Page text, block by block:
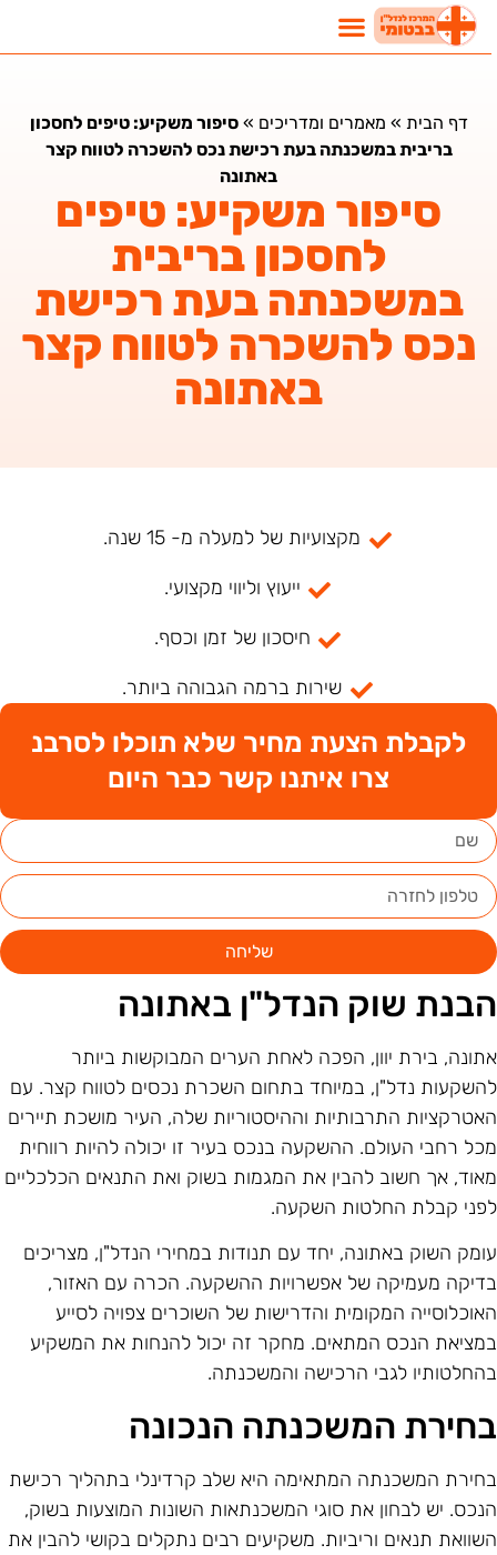
דף הבית»מאמרים ומדריכים»סיפור משקיע: טיפים לחסכון
בריבית במשכנתה בעת רכישת נכס להשכרה לטווח קצר
באתונה
סיפור משקיע: טיפים
לחסכון בריבית
במשכנתה בעת רכישת
נכס להשכרה לטווח קצר
באתונה
מקצועיות של למעלה מ- 15 שנה.
ייעוץ וליווי מקצועי.
חיסכון של זמן וכסף.
שירות ברמה הגבוהה ביותר.
לקבלת הצעת מחיר שלא תוכלו לסרבנ
צרו איתנו קשר כבר היום
שליחה
שוק הנדל"ן באתונה
בירת יוון, הפכה לאחת הערים המבוקשות ביותר
נדל"ן, במיוחד בתחום השכרת נכסים לטווח קצר. עם
התרבותיות וההיסטוריות שלה, העיר מושכת תיירים
רחבי העולם. ההשקעה בנכס בעיר זו יכולה להיות רווחית
אך חשוב להבין את המגמות בשוק ואת התנאים הכלכליים
קבלת החלטות השקעה.
השוק באתונה, יחד עם תנודות במחירי הנדל"ן, מצריכים
מעמיקה של אפשרויות ההשקעה. הכרה עם האזור,
המקומית והדרישות של השוכרים צפויה לסייע
הנכס המתאים. מחקר זה יכול להנחות את המשקיע
לגבי הרכישה והמשכנתה.
המשכנתה הנכונה
המשכנתה המתאימה היא שלב קרדינלי בתהליך רכישת
יש לבחון את סוגי המשכנתאות השונות המוצעות בשוק,
תנאים וריביות. משקיעים רבים נתקלים בקושי להבין את